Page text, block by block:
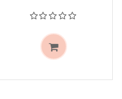
نمره0از 5